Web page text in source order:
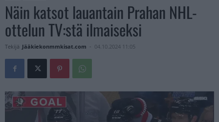
Näin katsot lauantain Prahan NHL-
ottelun TV:stä ilmaiseksi
Tekijä Jääkiekonmmkisat.com - 04.10.2024 11:05